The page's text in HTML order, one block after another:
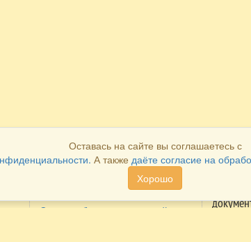
Система быстрых платежей
Оставась на сайте вы соглашаетесь с
А также даёте согласие на
Хорошо